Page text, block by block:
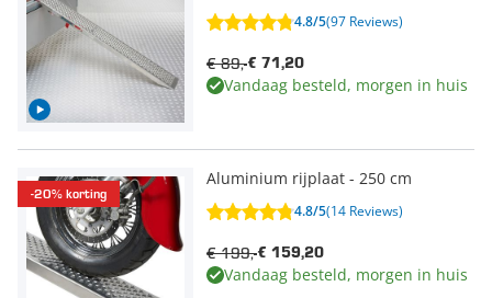
4.8/5(97 Reviews)
€ 71,20
€ 89,-
Vandaag besteld, morgen in huis
-20% korting
Aluminium rijplaat - 250 cm
4.8/5(14 Reviews)
€ 159,20
€ 199,-
Vandaag besteld, morgen in huis